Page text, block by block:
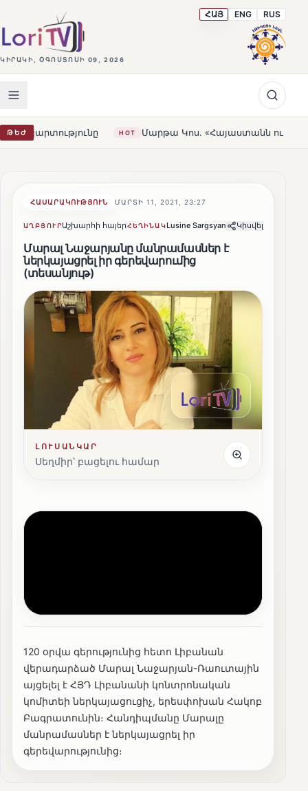
ԿԻՐԱԿԻ, ՕԳՈՍՏՈՍԻ 09, 2026
ՀԱՅ ENG RUS
ԹԵԺ HOT Մարթա Կոս. «Հայաստանն ու ԵՄ-ն երբեք այսքան
ՀԱՍԱՐԱԿՈՒԹՅՈՒՆ ՄԱՐՏԻ 11, 2021, 23:27
ԱՂԲՅՈՒՐԱշխարհի հայերՀԵՂԻՆԱԿLusine Sargsyan Կիսվել
Մարալ Նաջարյանը մանրամասներ է
ներկայացրել իր գերեվարումից
(տեսանյութ)
ԼՈՒՍԱՆԿԱՐ
Սեղմիր՝ բացելու համար
120 օրվա գերությունից հետո Լիբանան
վերադարձած Մարալ Նաջարյան-Ռաուտային
այցելել է ՀՅԴ Լիբանանի կոնտրոնական
կոմիտեի ներկայացուցիչ, երեսփոխան Հակոբ
Բագրատունին։ Հանդիպմանը Մարալը
մանրամասներ է ներկայացրել իր
գերեվարությունից։